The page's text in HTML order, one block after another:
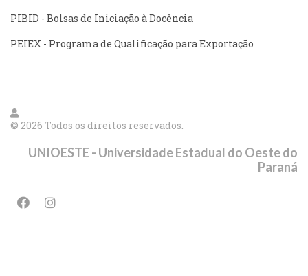
PIBID - Bolsas de Iniciação à Docência
PEIEX - Programa de Qualificação para Exportação
© 2026 Todos os direitos reservados.
UNIOESTE - Universidade Estadual do Oeste do
Paraná